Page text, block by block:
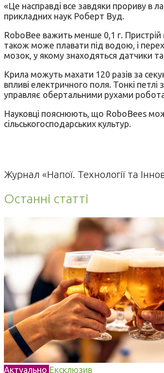
«Це насправді все завдяки прориву в
прикладних наук Роберт Вуд.
RoboBee важить менше 0,1 г. Пристрій
також може плавати під водою, і
мозок, у якому знаходяться датчики
Крила можуть махати 120 разів за
впливі електричного поля. Тонкі петлі
управляє обертальними рухами
Науковці пояснюють, що RoboBees
сільськогосподарських культур.
Журнал «Напої. Технології та
Останні статті
Актуально Ексклюзив